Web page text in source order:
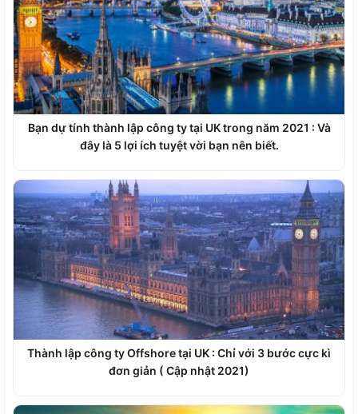
Bạn dự tính thành lập công ty tại UK trong năm 2021 : Và
đây là 5 lợi ích tuyệt vời bạn nên biết.
Thành lập công ty Offshore tại UK : Chỉ với 3 bước cực kì
đơn giản ( Cập nhật 2021)